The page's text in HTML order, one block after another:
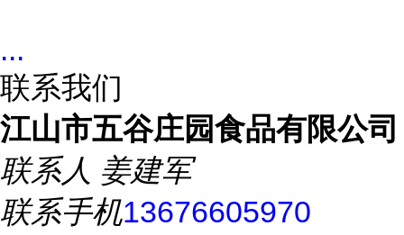
...
联系我们
江山市五谷庄园食品有限公司
联系人 姜建军
联系手机13676605970